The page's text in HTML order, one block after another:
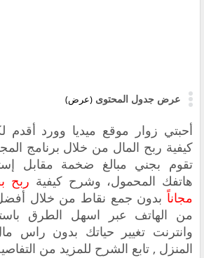
عرض جدول المحتوى (عرض)
أحبتي زوار موقع ميديا وورد أقدم
كيفية ربح المال من خلال برنامج
تقوم بجني مبالغ ضخمة مقابل
هاتفك المحمول، وشرح كيفية ربح
مجاناً بدون جمع نقاط من خلال
من الهاتف عبر اسهل الطرق
وانترنت تغيير حياتك بدون راس
المنزل , تابع الشرح للمزيد من